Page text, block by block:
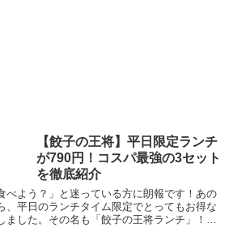
【餃子の王将】平日限定ランチ
が790円！コスパ最強の3セット
を徹底紹介
べよう？」と迷っている方に朗報です！あの
、平日のランチタイム限定でとってもお得な
ました。その名も「餃子の王将ランチ」！全3